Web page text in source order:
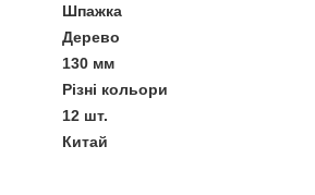
Шпажка
Дерево
130 мм
Різні кольори
12 шт.
Китай